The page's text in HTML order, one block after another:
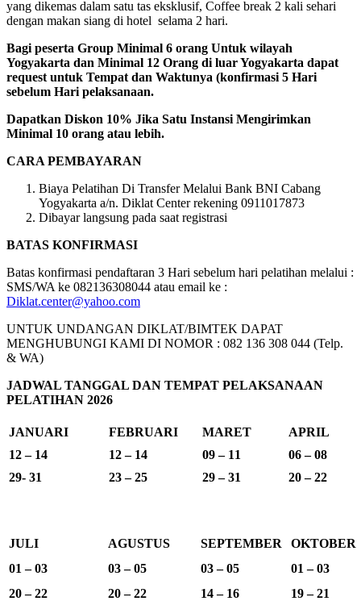
yang dikemas dalam satu tas eksklusif, Coffee break 2 kali sehari
dengan makan siang di hotel selama 2 hari.
Bagi peserta Group Minimal 6 orang Untuk wilayah
Yogyakarta dan Minimal 12 Orang di luar Yogyakarta dapat
request untuk Tempat dan Waktunya (konfirmasi 5 Hari
sebelum Hari pelaksanaan.
Dapatkan Diskon 10% Jika Satu Instansi Mengirimkan
Minimal 10 orang atau lebih.
CARA PEMBAYARAN
Biaya Pelatihan Di Transfer Melalui Bank BNI Cabang
Yogyakarta a/n. Diklat Center rekening 0911017873
Dibayar langsung pada saat registrasi
BATAS KONFIRMASI
Batas konfirmasi pendaftaran 3 Hari sebelum hari pelatihan melalui :
SMS/WA ke 082136308044 atau email ke :
Diklat.center@yahoo.com
UNTUK UNDANGAN DIKLAT/BIMTEK DAPAT
MENGHUBUNGI KAMI DI NOMOR : 082 136 308 044 (Telp.
& WA)
JADWAL TANGGAL DAN TEMPAT PELAKSANAAN
PELATIHAN 2026
JANUARI FEBRUARI MARET
APRIL
12 – 14
12 – 14 09 – 11
06 – 08
29- 31
23 – 25 29 – 31 20 – 22
JULI AGUSTUS SEPTEMBER
OKTOBER
01 – 03
03 – 05 03 – 05
01 – 03
20 – 22
20 – 22 14 – 16 19 – 21